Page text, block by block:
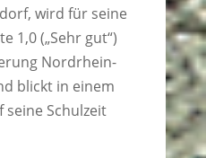
wird für seine
1,0 („Sehr gut“)
Nordrhein-
blickt in einem
seine Schulzeit